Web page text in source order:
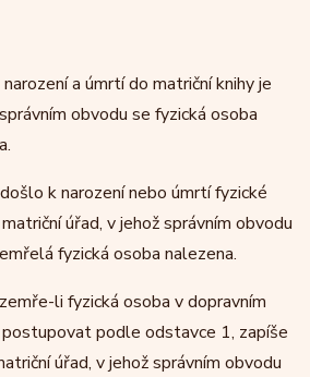
a úmrtí do matriční knihy je
obvodu se fyzická osoba
k narození nebo úmrtí fyzické
úřad, v jehož správním obvodu
fyzická osoba nalezena.
li fyzická osoba v dopravním
podle odstavce 1, zapíše
úřad, v jehož správním obvodu